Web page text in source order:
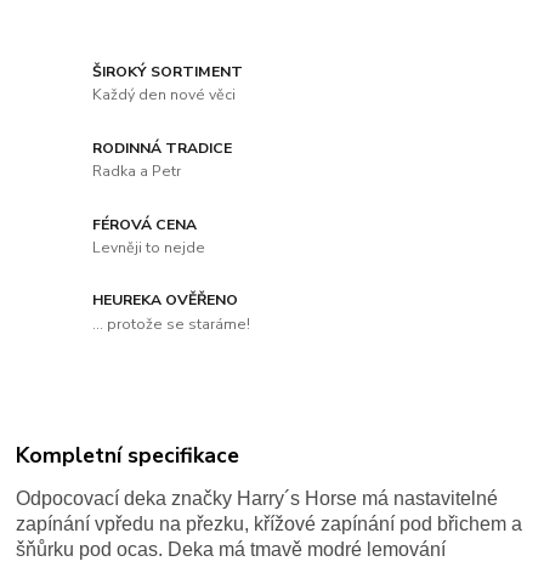
ŠIROKÝ SORTIMENT
Každý den nové věci
RODINNÁ TRADICE
Radka a Petr
FÉROVÁ CENA
Levněji to nejde
HEUREKA OVĚŘENO
... protože se staráme!
Kompletní specifikace
Odpocovací deka značky Harry´s Horse má nastavitelné
zapínání vpředu na přezku, křížové zapínání pod břichem a
šňůrku pod ocas. Deka má tmavě modré lemování